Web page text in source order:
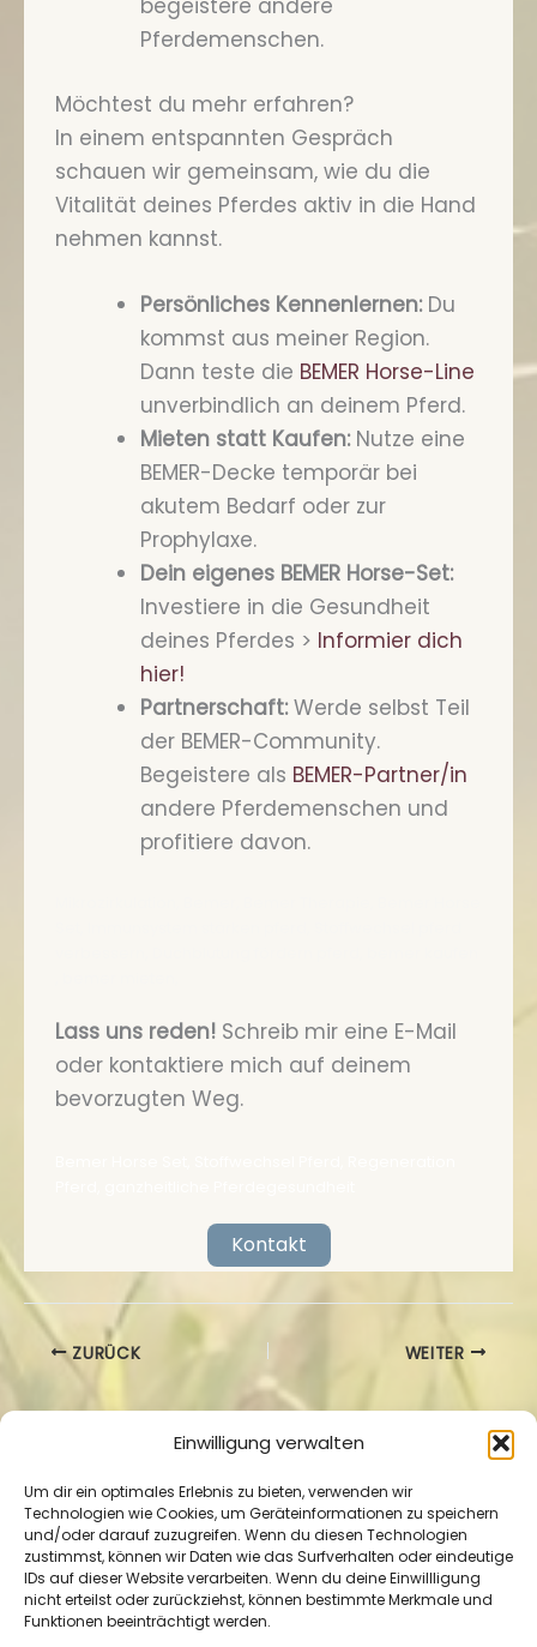
Einwilligung verwalten
Um dir ein optimales Erlebnis zu bieten, verwenden wir
Technologien wie Cookies, um Geräteinformationen zu speichern
und/oder darauf zuzugreifen. Wenn du diesen Technologien
zustimmst, können wir Daten wie das Surfverhalten oder eindeutige
IDs auf dieser Website verarbeiten. Wenn du deine Einwillligung
nicht erteilst oder zurückziehst, können bestimmte Merkmale und
Funktionen beeinträchtigt werden.
begeistere andere
Pferdemenschen.
Möchtest du mehr erfahren?
In einem entspannten Gespräch
schauen wir gemeinsam, wie du die
Vitalität deines Pferdes aktiv in die Hand
nehmen kannst.
Persönliches Kennenlernen:Du
kommst aus meiner Region.
Dann teste die BEMER Horse-Line
unverbindlich an deinem Pferd.
Mieten statt Kaufen:Nutze eine
BEMER-Decke temporär bei
akutem Bedarf oder zur
Prophylaxe.
Dein eigenes BEMER Horse-Set:
Investiere in die Gesundheit
deines Pferdes > Informier dich
hier!
Partnerschaft:Werde selbst Teil
der BEMER-Community.
Begeistere als BEMER-Partner/in
andere Pferdemenschen und
profitiere davon.
Lass uns reden!Schreib mir eine E-Mail
oder kontaktiere mich auf deinem
bevorzugten Weg.
Kontakt
ZURÜCK WEITER
Impressum|Datenschutzerklärung|Cookie-
Richtlinie